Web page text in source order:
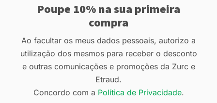
Poupe 10% na sua primeira
compra
Ao facultar os meus dados pessoais, autorizo a
utilização dos mesmos para receber o desconto
e outras comunicações e promoções da Zurc e
Etraud.
Concordo com a Política de Privacidade.